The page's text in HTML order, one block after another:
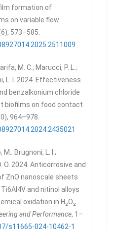
formation of
on variable flow
573–585.
M. C.; Marucci, P. L.;
L. I. 2024. Effectiveness
benzalkonium chloride
biofilms on food contact
964–978.
Brugnoni, L. I.;
O. 2024. Anticorrosive and
ZnO nanoscale sheets
and nitinol alloys
oxidation in H₂O₂.
and Performance, 1–
s11665-024-10462-1